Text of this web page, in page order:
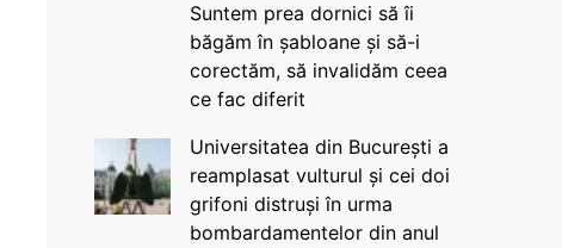
Suntem prea dornici să îi
băgăm în șabloane și să-i
corectăm, să invalidăm ceea
ce fac diferit
Universitatea din București a
reamplasat vulturul și cei doi
grifoni distruși în urma
bombardamentelor din anul